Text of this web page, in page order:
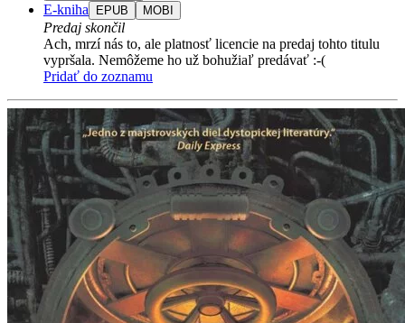
E-kniha EPUB MOBI
Predaj skončil
Ach, mrzí nás to, ale platnosť licencie na predaj tohto titulu
vypršala. Nemôžeme ho už bohužiaľ predávať :-(
Pridať do zoznamu